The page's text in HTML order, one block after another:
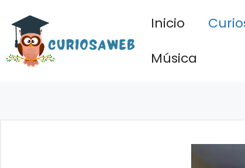
contenido
Inicio
Música